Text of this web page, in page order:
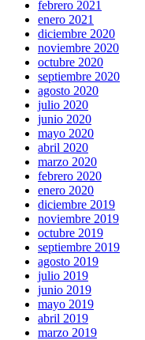
febrero 2021
enero 2021
diciembre 2020
noviembre 2020
octubre 2020
septiembre 2020
agosto 2020
julio 2020
junio 2020
mayo 2020
abril 2020
marzo 2020
febrero 2020
enero 2020
diciembre 2019
noviembre 2019
octubre 2019
septiembre 2019
agosto 2019
julio 2019
junio 2019
mayo 2019
abril 2019
marzo 2019